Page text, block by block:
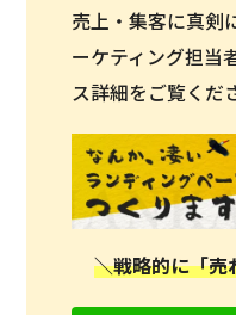
売上・集客に真剣
ーケティング担当
ス詳細をご覧くだ
＼戦略的に「売